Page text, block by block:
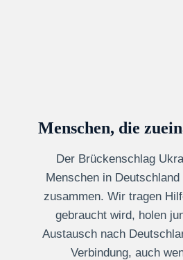
Menschen, die
Der Brückenschlag
Menschen in
zusammen. Wir tragen
gebraucht wird, holen
Austausch nach
Verbindung, auch